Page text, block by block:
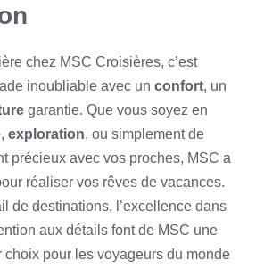
chez MSC Croisières, c’est
inoubliable avec un confort, un
garantie. Que vous soyez en
, exploration, ou simplement de
précieux avec vos proches, MSC a
réaliser vos rêves de vacances.
de destinations, l’excellence dans
aux détails font de MSC une
choix pour les voyageurs du monde